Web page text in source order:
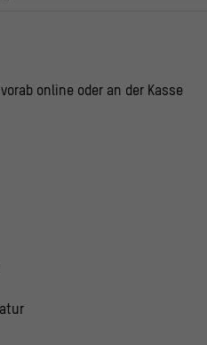
online oder an der Kasse